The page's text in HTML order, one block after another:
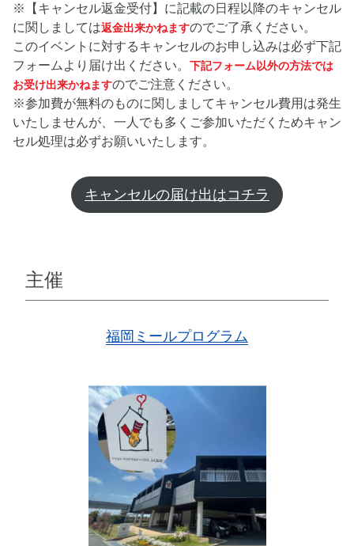
※【キャンセル返金受付】に記載の日程以降のキャンセル
に関しましては返金出来かねますのでご了承ください。
このイベントに対するキャンセルのお申し込みは必ず下記
フォームより届け出ください。 下記フォーム以外の方法では
お受け出来かねますのでご注意ください。
※参加費が無料のものに関しましてキャンセル費用は発生
いたしませんが、一人でも多くご参加いただくためキャン
セル処理は必ずお願いいたします。
キャンセルの届け出はコチラ
主催
福岡ミールプログラム